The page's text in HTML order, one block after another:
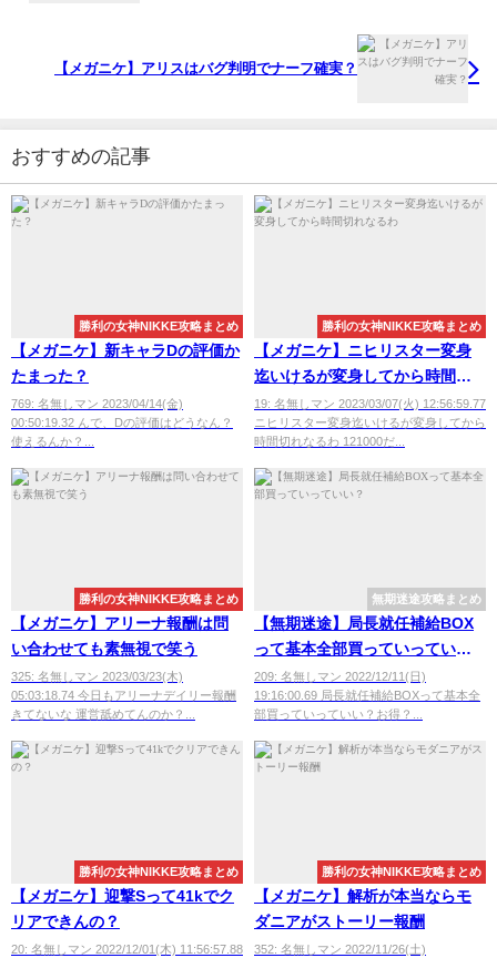
【メガニケ】アリスはバグ判明でナーフ確実？
おすすめの記事
勝利の女神NIKKE攻略まとめ
【メガニケ】新キャラDの評価か
たまった？
769: 名無しマン 2023/04/14(金)
00:50:19.32 んで、Dの評価はどうなん？
使えるんか？...
勝利の女神NIKKE攻略まとめ
【メガニケ】ニヒリスター変身
迄いけるが変身してから時間切
れなるわ
19: 名無しマン 2023/03/07(火) 12:56:59.77
ニヒリスター変身迄いけるが変身してから
時間切れなるわ 121000だ...
勝利の女神NIKKE攻略まとめ
【メガニケ】アリーナ報酬は問
い合わせても素無視で笑う
325: 名無しマン 2023/03/23(木)
05:03:18.74 今日もアリーナデイリー報酬
きてないな 運営舐めてんのか？...
無期迷途攻略まとめ
【無期迷途】局長就任補給BOX
って基本全部買っていってい
い？
209: 名無しマン 2022/12/11(日)
19:16:00.69 局長就任補給BOXって基本全
部買っていっていい？お得？...
勝利の女神NIKKE攻略まとめ
【メガニケ】迎撃Sって41kでク
リアできんの？
20: 名無しマン 2022/12/01(木) 11:56:57.88
勝利の女神NIKKE攻略まとめ
【メガニケ】解析が本当ならモ
ダニアがストーリー報酬
352: 名無しマン 2022/11/26(土)